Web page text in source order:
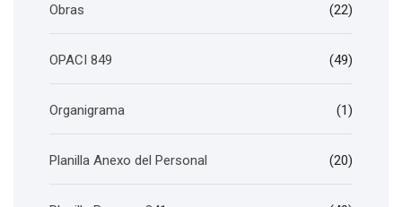
Obras (22)
OPACI 849 (49)
Organigrama (1)
Planilla Anexo del Personal (20)